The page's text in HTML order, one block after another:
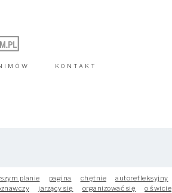
KONTAKT
planie pagina chętnie
autorefleksyjny
jarzący się organizować się
o świcie